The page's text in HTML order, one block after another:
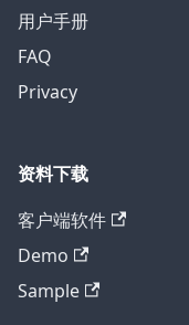
用户手册
FAQ
Privacy
资料下载
客户端软件
Demo
Sample